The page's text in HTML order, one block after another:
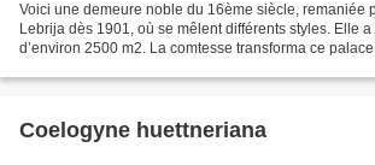
Voici une demeure noble du 16ème siècle, remaniée
Lebrija dès 1901, où se mêlent différents styles. Elle
d’environ 2500 m2. La comtesse transforma ce
Coelogyne huettneriana